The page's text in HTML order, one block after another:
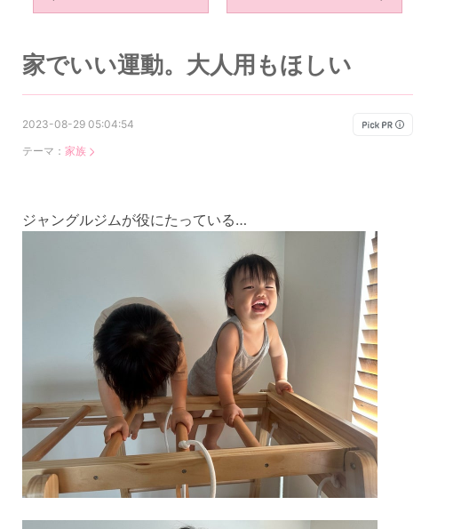
家でいい運動。大人用もほしい
2023-08-29 05:04:54
テーマ： 家族
ジャングルジムが役にたっている…